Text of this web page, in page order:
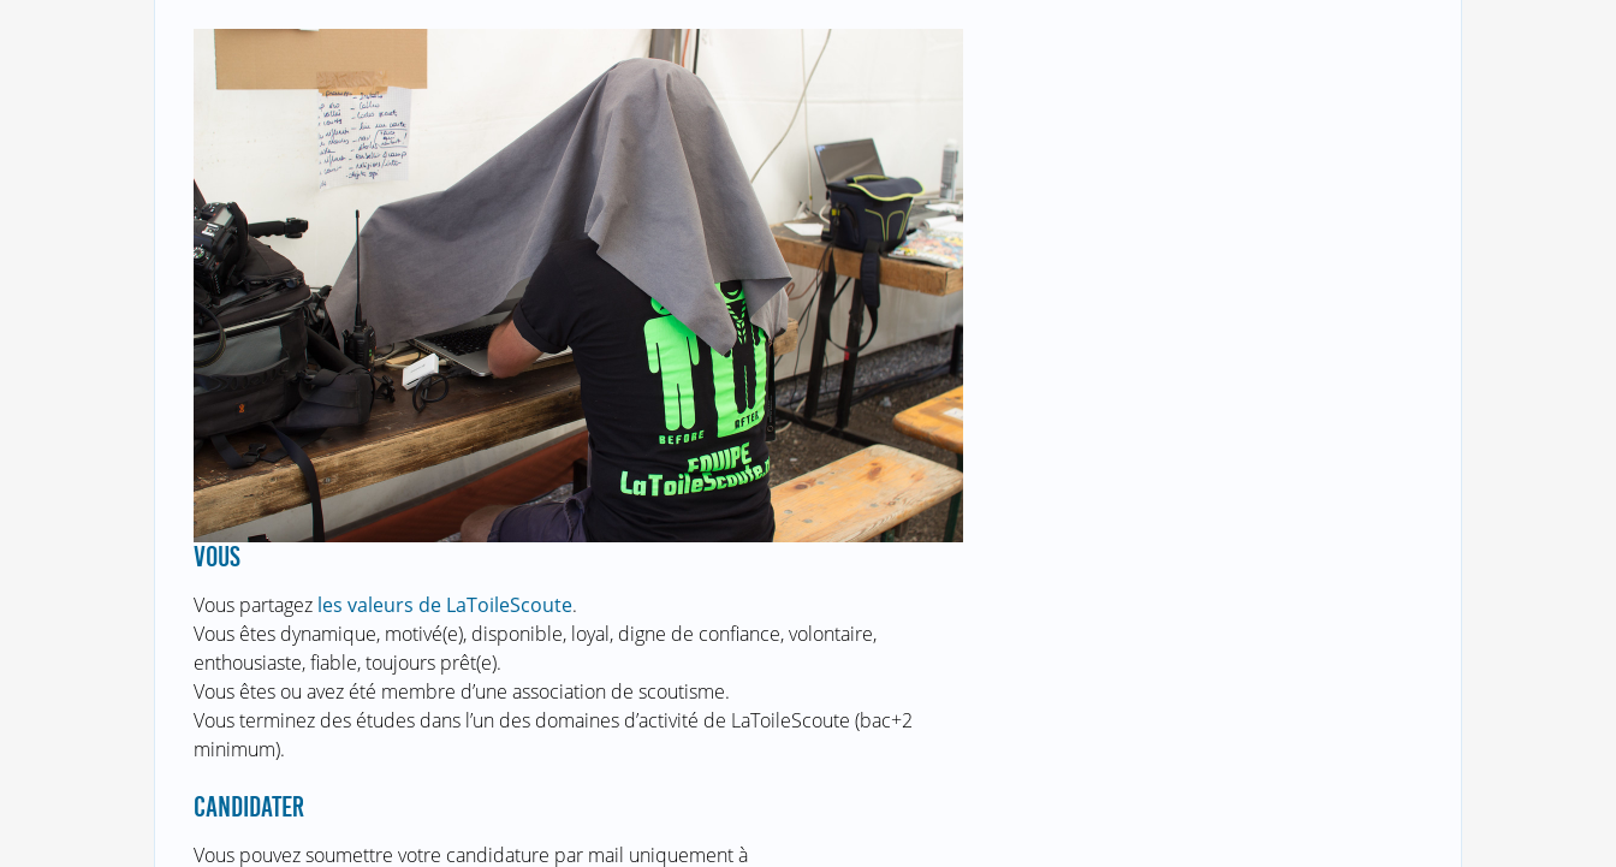
VOUS
Vous partagez les valeurs de LaToileScoute.
Vous êtes dynamique, motivé(e), disponible, loyal, digne de confiance, volontaire,
enthousiaste, fiable, toujours prêt(e).
Vous êtes ou avez été membre d’une association de scoutisme.
Vous terminez des études dans l’un des domaines d’activité de LaToileScoute (bac+2
minimum).
CANDIDATER
Vous pouvez soumettre votre candidature par mail uniquement à